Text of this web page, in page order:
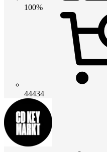
100%
44434